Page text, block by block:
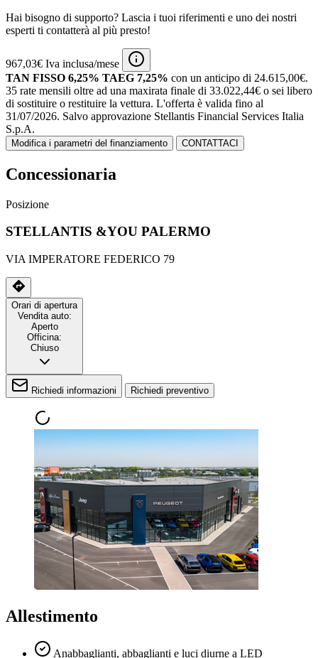
Hai bisogno di supporto? Lascia i tuoi riferimenti e uno dei nostri
esperti ti contatterà al più presto!
967,03€ Iva inclusa/mese
TAN FISSO 6,25% TAEG 7,25% con un anticipo di 24.615,00€.
35 rate mensili oltre ad una maxirata finale di 33.022,44€ o sei libero
di sostituire o restituire la vettura. L'offerta è valida fino al
31/07/2026. Salvo approvazione Stellantis Financial Services Italia
S.p.A.
Modifica i parametri del finanziamento CONTATTACI
Concessionaria
Posizione
STELLANTIS &YOU PALERMO
VIA IMPERATORE FEDERICO 79
Orari di apertura
Vendita auto:
Aperto
Officina:
Chiuso
Richiedi informazioni Richiedi preventivo
Allestimento
Anabbaglianti, abbaglianti e luci diurne a LED